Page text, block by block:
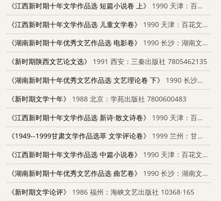
《江西新时期十年文学作品选 短篇小说卷 上》
1990 天津：百花文艺出版社
《江西新时期十年文学作品选 儿童文学卷》
1990 天津：百花文艺出版社
《湖南新时期十年优秀文艺作品选 电影卷》
1990 长沙：湖南文艺出版社 7540405686
《新时期陕西文艺论文选》
1991 西安：三秦出版社 7805462135
《湖南新时期十年优秀文艺作品选 文艺理论卷 下》
1990 长沙：湖南文艺出版社
《新时期文学十年》
1988 北京：学苑出版社 7800600483
《江西新时期十年文学作品选 新诗·散文诗卷》
1990 天津：百花文艺出版社
《1949--1999甘肃文学作品选萃 文学评论卷》
1999 兰州：甘肃文化出版社 7806084835
《江西新时期十年文学作品选 中篇小说卷》
1990 天津：百花文艺出版社
《湖南新时期十年优秀文艺作品选 曲艺卷》
1990 长沙：湖南文艺出版社 7540405600
《新时期文学论评》
1986 福州：海峡文艺出版社 10368·165